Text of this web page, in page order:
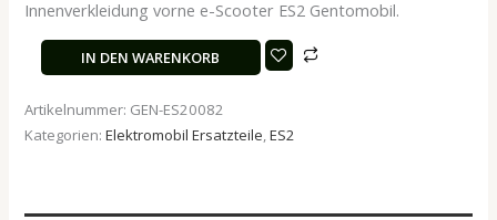
Innenverkleidung vorne e-Scooter ES2 Gentomobil.
IN DEN WARENKORB
Artikelnummer: GEN-ES20082
Kategorien:Elektromobil Ersatzteile,ES2